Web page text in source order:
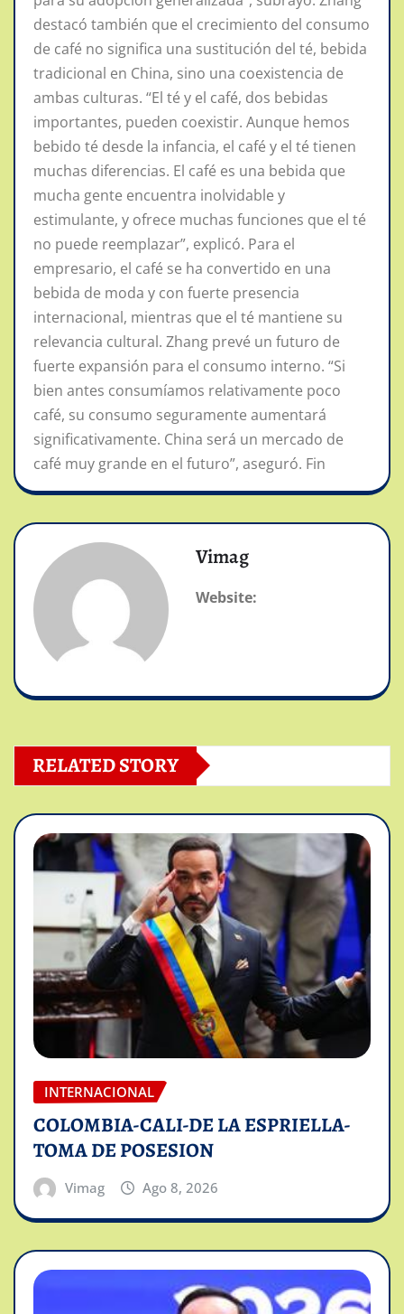
destacó también que el crecimiento del consumo
de café no significa una sustitución del té, bebida
tradicional en China, sino una coexistencia de
ambas culturas. “El té y el café, dos bebidas
importantes, pueden coexistir. Aunque hemos
bebido té desde la infancia, el café y el té tienen
muchas diferencias. El café es una bebida que
mucha gente encuentra inolvidable y
estimulante, y ofrece muchas funciones que el té
no puede reemplazar”, explicó. Para el
empresario, el café se ha convertido en una
bebida de moda y con fuerte presencia
internacional, mientras que el té mantiene su
relevancia cultural. Zhang prevé un futuro de
fuerte expansión para el consumo interno. “Si
bien antes consumíamos relativamente poco
café, su consumo seguramente aumentará
significativamente. China será un mercado de
café muy grande en el futuro”, aseguró. Fin
Vimag
Website:
RELATED STORY
INTERNACIONAL
COLOMBIA-CALI-DE LA ESPRIELLA-
TOMA DE POSESION
Vimag Ago 8, 2026